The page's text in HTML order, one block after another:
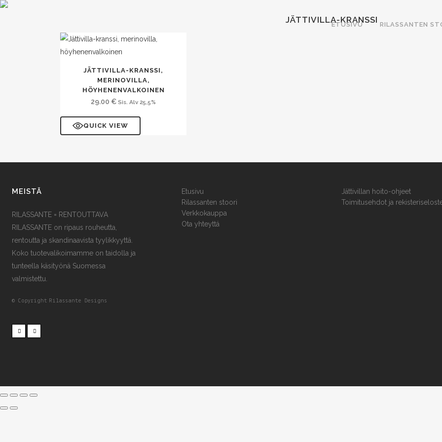
ETUSIVU RILASSANTEN
JÄTTIVILLA-KRANSSI
JÄTTIVILLA-KRANSSI,
MERINOVILLA,
HÖYHENENVALKOINEN
29.00 € Sis. Alv 25,5%
QUICK VIEW
MEISTÄ
RILASSANTE = RENTOUTTAVA
RILASSANTE on ripaus rouheutta,
rentoutta ja skandinaavista tyylikkyyttä.
Koko tuotevalikoimamme on taidolla ja
tunteella käsityönä Suomessa
valmistettu.
© Copyright Rilassante Designs
Etusivu
Rilassanten stoori
Verkkokauppa
Ota yhteyttä
Jättivillan hoito-ohjeet
Toimitusehdot ja